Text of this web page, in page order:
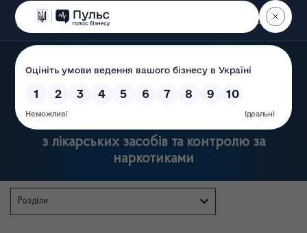
Пошук
Державна служба України
з лікарських засобів та контролю за
наркотиками
Розділи